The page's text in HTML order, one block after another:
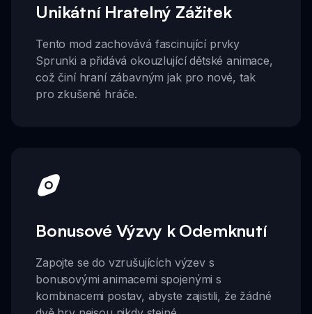
Unikátní Hratelný Zážitek
Tento mod zachovává fascinující prvky
Sprunki a přidává okouzlující dětské animace,
což činí hraní zábavným jak pro nové, tak
pro zkušené hráče.
Bonusové Výzvy k Odemknutí
Zapojte se do vzrušujících výzev s
bonusovými animacemi spojenými s
kombinacemi postav, abyste zajistili, že žádné